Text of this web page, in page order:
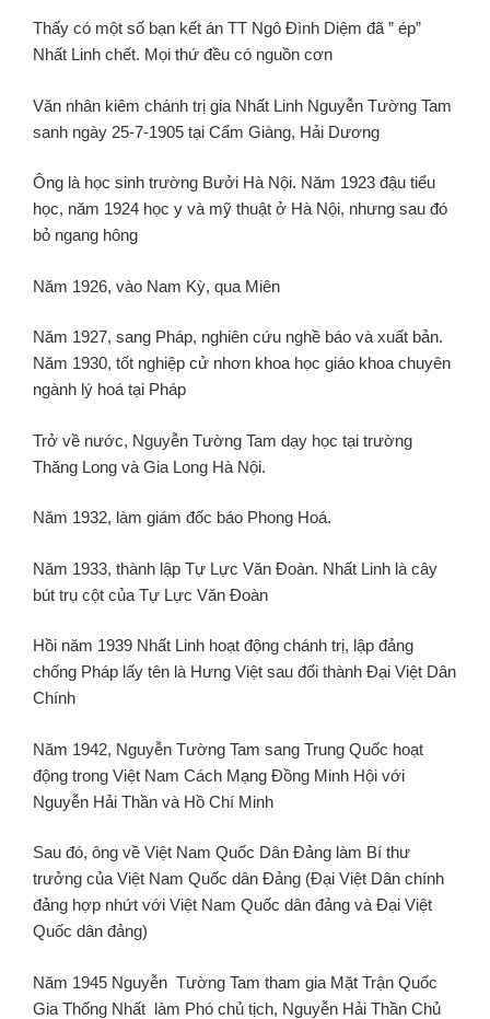
Thấy có một số bạn kết án TT Ngô Đình Diệm đã ” ép”
Nhất Linh chết. Mọi thứ đều có nguồn cơn
Văn nhân kiêm chánh trị gia Nhất Linh Nguyễn Tường Tam
sanh ngày 25-7-1905 tại Cẩm Giàng, Hải Dương
Ông là học sinh trường Bưởi Hà Nội. Năm 1923 đậu tiểu
học, năm 1924 học y và mỹ thuật ở Hà Nội, nhưng sau đó
bỏ ngang hông
Năm 1926, vào Nam Kỳ, qua Miên
Năm 1927, sang Pháp, nghiên cứu nghề báo và xuất bản.
Năm 1930, tốt nghiệp cử nhơn khoa học giáo khoa chuyên
ngành lý hoá tại Pháp
Trở về nước, Nguyễn Tường Tam dạy học tại trường
Thăng Long và Gia Long Hà Nội.
Năm 1932, làm giám đốc báo Phong Hoá.
Năm 1933, thành lập Tự Lực Văn Đoàn. Nhất Linh là cây
bút trụ cột của Tự Lực Văn Đoàn
Hồi năm 1939 Nhất Linh hoạt động chánh trị, lập đảng
chống Pháp lấy tên là Hưng Việt sau đổi thành Đại Việt Dân
Chính
Năm 1942, Nguyễn Tường Tam sang Trung Quốc hoạt
động trong Việt Nam Cách Mạng Đồng Minh Hội với
Nguyễn Hải Thần và Hồ Chí Minh
Sau đó, ông về Việt Nam Quốc Dân Đảng làm Bí thư
trưởng của Việt Nam Quốc dân Đảng (Đại Việt Dân chính
đảng hợp nhứt với Việt Nam Quốc dân đảng và Đại Việt
Quốc dân đảng)
Năm 1945 Nguyễn Tường Tam tham gia Mặt Trận Quốc
Gia Thống Nhất làm Phó chủ tịch, Nguyễn Hải Thần Chủ